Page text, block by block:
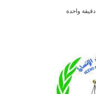
دقيقة واحدة